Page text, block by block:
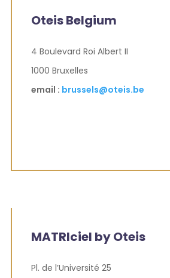
Oteis Belgium
4 Boulevard Roi Albert II
1000 Bruxelles
email : brussels@oteis.be
MATRIciel by Oteis
Pl. de l’Université 25